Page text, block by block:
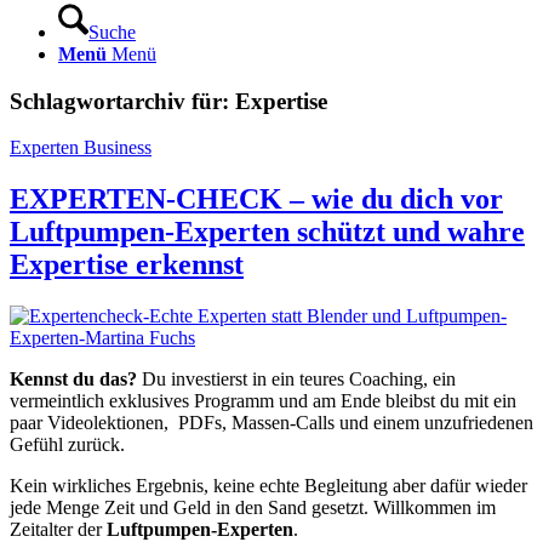
Suche
Menü Menü
Schlagwortarchiv für: Expertise
Experten Business
EXPERTEN-CHECK – wie du dich vor
Luftpumpen-Experten schützt und wahre
Expertise erkennst
Kennst du das? Du investierst in ein teures Coaching, ein
vermeintlich exklusives Programm und am Ende bleibst du mit ein
paar Videolektionen, PDFs, Massen-Calls und einem unzufriedenen
Gefühl zurück.
Kein wirkliches Ergebnis, keine echte Begleitung aber dafür wieder
jede Menge Zeit und Geld in den Sand gesetzt. Willkommen im
Zeitalter derLuftpumpen-Experten.